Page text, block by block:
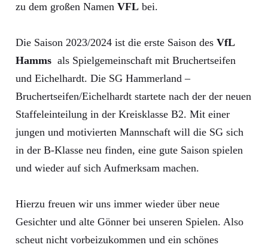
zu dem großen Namen VFL bei.
Die Saison 2023/2024 ist die erste Saison des VfL
Hamms als Spielgemeinschaft mit Bruchertseifen
und Eichelhardt. Die SG Hammerland –
Bruchertseifen/Eichelhardt startete nach der der neuen
Staffeleinteilung in der Kreisklasse B2. Mit einer
jungen und motivierten Mannschaft will die SG sich
in der B-Klasse neu finden, eine gute Saison spielen
und wieder auf sich Aufmerksam machen.
Hierzu freuen wir uns immer wieder über neue
Gesichter und alte Gönner bei unseren Spielen. Also
scheut nicht vorbeizukommen und ein schönes